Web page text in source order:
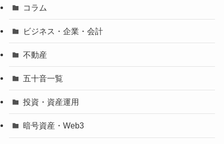
コラム
ビジネス・企業・会計
不動産
五十音一覧
投資・資産運用
暗号資産・Web3